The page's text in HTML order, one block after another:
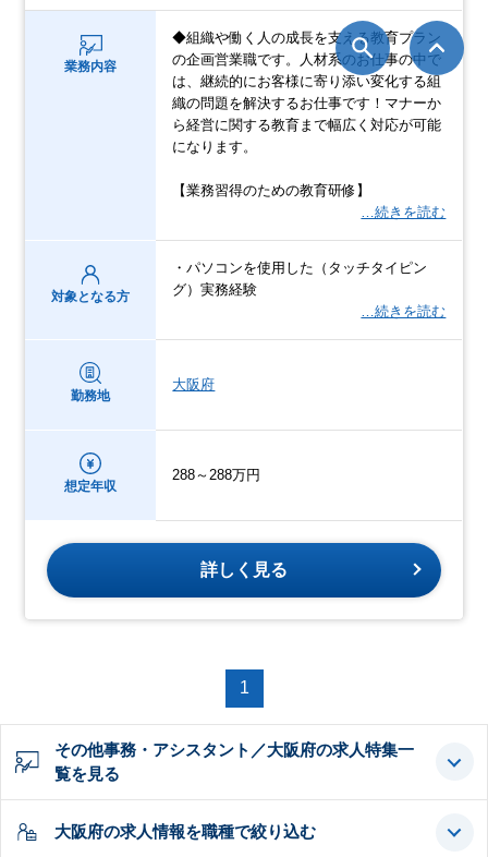
業務内容
◆組織や働く人の成長を支える教育プラン
の企画営業職です。人材系のお仕事の中で
は、継続的にお客様に寄り添い変化する組
織の問題を解決するお仕事です！マナーか
ら経営に関する教育まで幅広く対応が可能
になります。
【業務習得のための教育研修】
…続きを読む
対象となる方
・パソコンを使用した（タッチタイピン
グ）実務経験
…続きを読む
勤務地
大阪府
想定年収
288～288万円
詳しく見る
1
その他事務・アシスタント／大阪府の求人特集一
覧を見る
大阪府の求人情報を職種で絞り込む